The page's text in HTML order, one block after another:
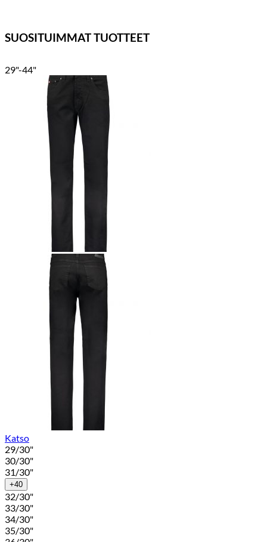
SUOSITUIMMAT TUOTTEET
29"-44"
Katso
29/30"
30/30"
31/30"
+40
32/30"
33/30"
34/30"
35/30"